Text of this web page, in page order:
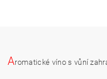
Aromatické víno s vůní